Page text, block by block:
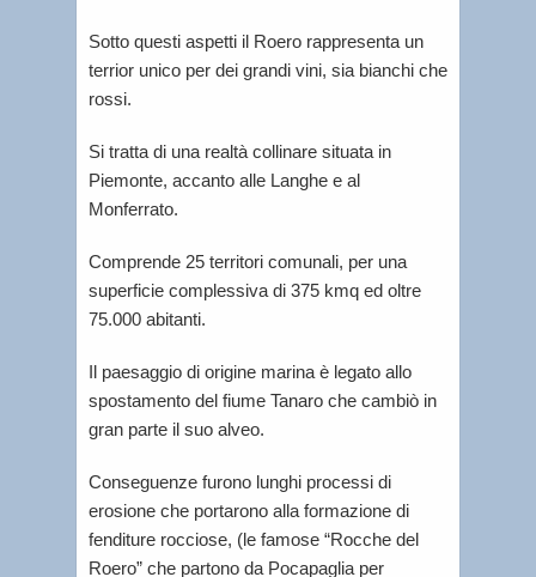
Sotto questi aspetti il Roero rappresenta un
terrior unico per dei grandi vini, sia bianchi che
rossi.
Si tratta di una realtà collinare situata in
Piemonte, accanto alle Langhe e al
Monferrato.
Comprende 25 territori comunali, per una
superficie complessiva di 375 kmq ed oltre
75.000 abitanti.
Il paesaggio di origine marina è legato allo
spostamento del fiume Tanaro che cambiò in
gran parte il suo alveo.
Conseguenze furono lunghi processi di
erosione che portarono alla formazione di
fenditure rocciose, (le famose “Rocche del
Roero” che partono da Pocapaglia per